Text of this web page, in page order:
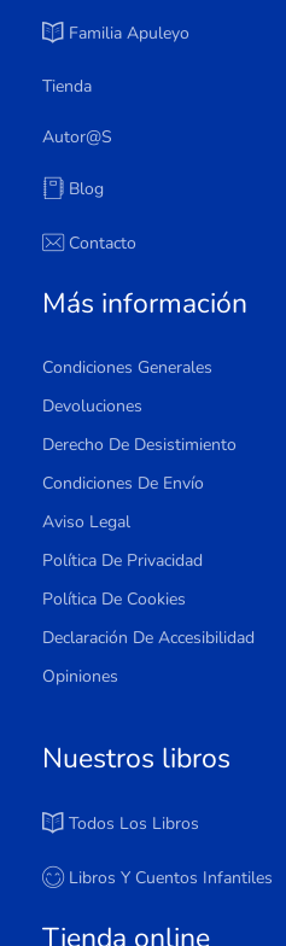
Familia Apuleyo
Tienda
Autor@s
Blog
Contacto
Más información
Condiciones Generales
Devoluciones
Derecho De Desistimiento
Condiciones De Envío
Aviso Legal
Política De Privacidad
Política De Cookies
Declaración De Accesibilidad
Opiniones
Nuestros libros
Todos Los Libros
Libros Y Cuentos Infantiles
Tienda online